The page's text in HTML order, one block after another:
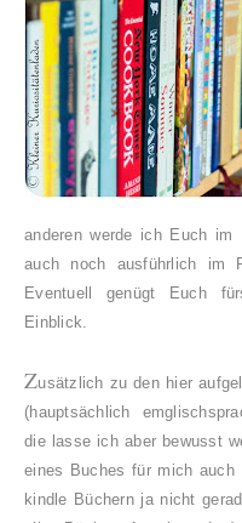
anderen werde ich Euch im
auch noch ausführlich im
Eventuell genügt Euch
Einblick.
Zusätzlich zu den hier
(hauptsächlich
die lasse ich aber bewusst
eines Buches für mich
kindle Büchern ja nicht